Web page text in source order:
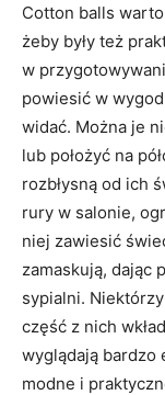
Cotton balls
żeby były też
w
powiesić w
widać. Można je
lub położyć na
rozbłysną od ich
rury w salonie,
niej zawiesić
zamaskują, dając
sypialni.
część z nich
wyglądają bardzo
modne i